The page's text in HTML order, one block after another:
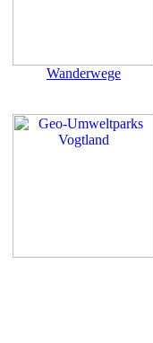
Wanderwege